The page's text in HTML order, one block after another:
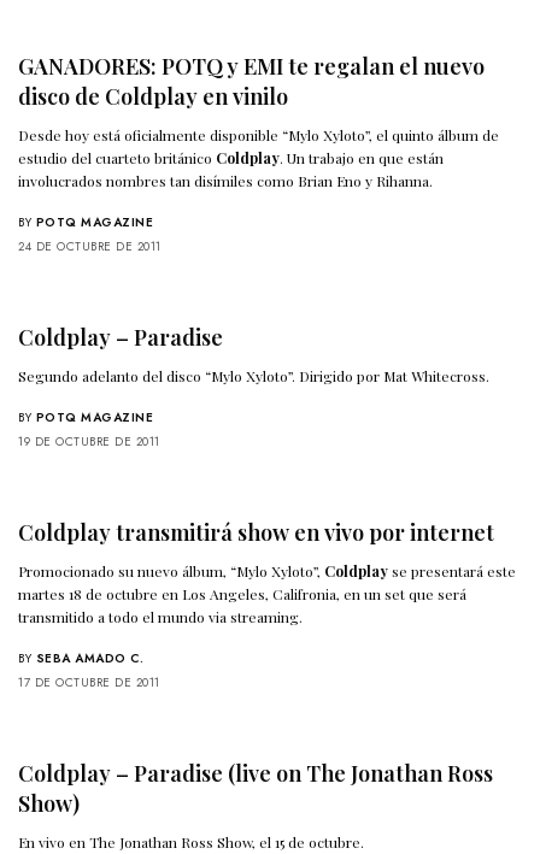
GANADORES: POTQ y EMI te regalan el nuevo
disco de Coldplay en vinilo
Desde hoy está oficialmente disponible “Mylo Xyloto”, el quinto álbum de
estudio del cuarteto británico Coldplay. Un trabajo en que están
involucrados nombres tan disímiles como Brian Eno y Rihanna.
BY POTQ MAGAZINE
24 DE OCTUBRE DE 2011
Coldplay – Paradise
Segundo adelanto del disco “Mylo Xyloto”. Dirigido por Mat Whitecross.
BY POTQ MAGAZINE
19 DE OCTUBRE DE 2011
Coldplay transmitirá show en vivo por internet
Promocionado su nuevo álbum, “Mylo Xyloto”, Coldplayse presentará este
martes 18 de octubre en Los Angeles, Califronia, en un set que será
transmitido a todo el mundo via streaming.
BY SEBA AMADO C.
17 DE OCTUBRE DE 2011
Coldplay – Paradise (live on The Jonathan Ross
Show)
En vivo en The Jonathan Ross Show, el 15 de octubre.